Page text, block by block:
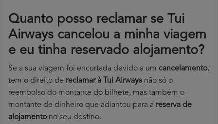
Quanto posso reclamar se Tui
Airways cancelou a minha viagem
e eu tinha reservado alojamento?
Se a sua viagem foi encurtada devido a um cancelamento,
tem o direito de reclamar à Tui Airways não só o
reembolso do montante do bilhete, mas também o
montante de dinheiro que adiantou para a reserva de
alojamentono seu destino.